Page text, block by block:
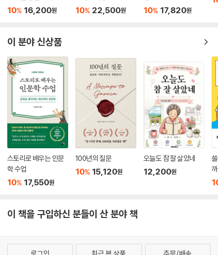
10% 16,200원 10% 22,500원 10% 17,820원
이 분야 신상품
스토리로 배우는 인문
학 수업
10% 17,550원
100년의 질문
10% 15,120원
오늘도 참 잘 살았네
12,200원
이 책을 구입하신 분들이 산 분야 책